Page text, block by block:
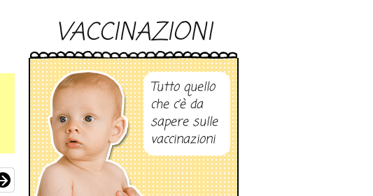
VACCINAZIONI
Tutto quello
che c’è da
sapere sulle
vaccinazioni